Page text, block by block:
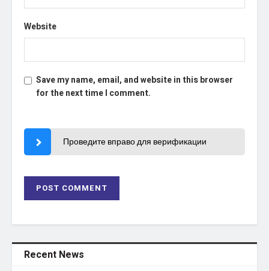
Website
Save my name, email, and website in this browser
for the next time I comment.
Проведите вправо для верификации
Recent News